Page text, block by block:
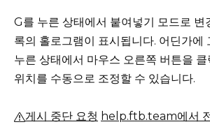
G를 누른 상태에서 붙여넣기 모드로 변
록의 홀로그램이 표시됩니다. 어딘가에
누른 상태에서 마우스 오른쪽 버튼을
위치를 ​​수동으로 조정할 수 있습니다.
게시 중단 요청 help.ftb.team에서